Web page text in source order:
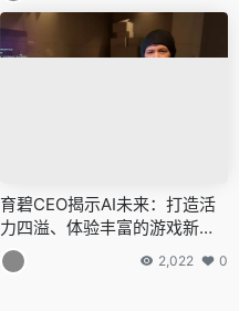
育碧CEO揭示AI未来：打造活
力四溢、体验丰富的游戏新纪
元
2,022 0